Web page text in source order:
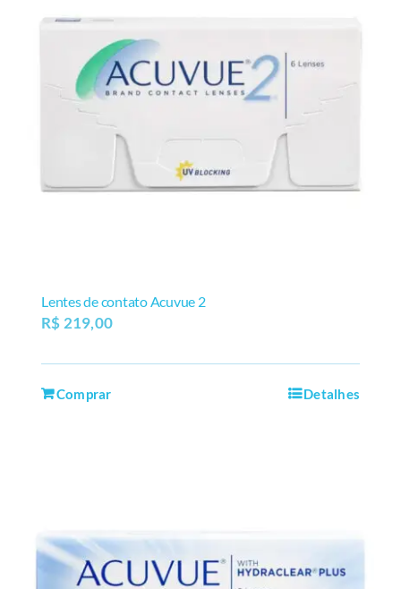
Lentes de contato Acuvue 2
R$219,00
Comprar Detalhes